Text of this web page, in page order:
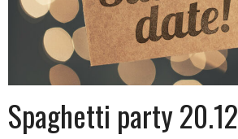
Spaghetti party 20.12